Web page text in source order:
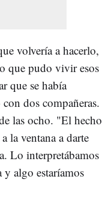
volvería a hacerlo,
que pudo vivir esos
que se había
dos compañeras.
las ocho. "El hecho
la ventana a darte
Lo interpretábamos
algo estaríamos